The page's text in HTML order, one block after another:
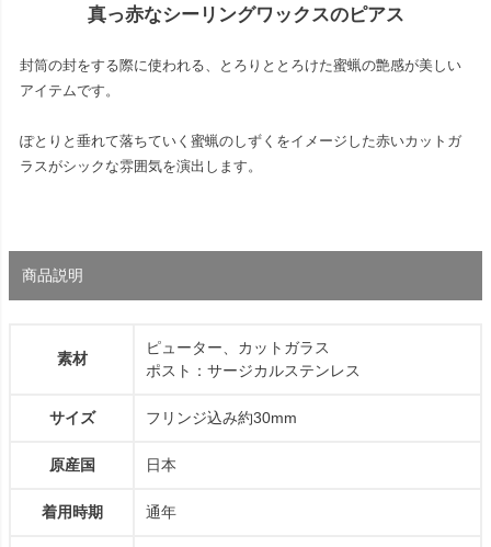
真っ赤なシーリングワックスのピアス
封筒の封をする際に使われる、とろりととろけた蜜蝋の艶感が美しい
アイテムです。
ぽとりと垂れて落ちていく蜜蝋のしずくをイメージした赤いカットガ
ラスがシックな雰囲気を演出します。
商品説明
素材
ピューター、カットガラス
ポスト：サージカルステンレス
サイズ フリンジ込み約30mm
原産国 日本
着用時期 通年